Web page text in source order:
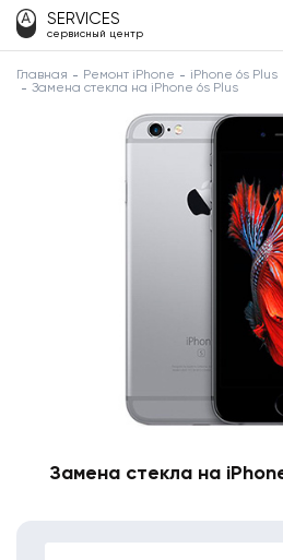
SERVICES
сервисный центр
Главная Ремонт iPhone
iPhone 6s Plus
Замена стекла на iPhone 6s Plus
Замена стекла на